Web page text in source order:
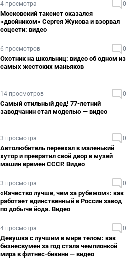
4 просмотра 0
Московский таксист оказался
«двойником» Сергея Жукова и взорвал
соцсети: видео
6 просмотров 0
Охотник на школьниц: видео об одном из
самых жестоких маньяков
14 просмотров 0
Самый стильный дед! 77-летний
заводчанин стал моделью — видео
3 просмотра 0
Автолюбитель переехал в маленький
хутор и превратил свой двор в музей
машин времен СССР. Видео
3 просмотра 0
«Качество лучше, чем за рубежом»: как
работает единственный в России завод
по добыче йода. Видео
4 просмотра 0
Девушка с лучшим в мире телом: как
бизнесвумен за год стала чемпионкой
мира в фитнес-бикини — видео